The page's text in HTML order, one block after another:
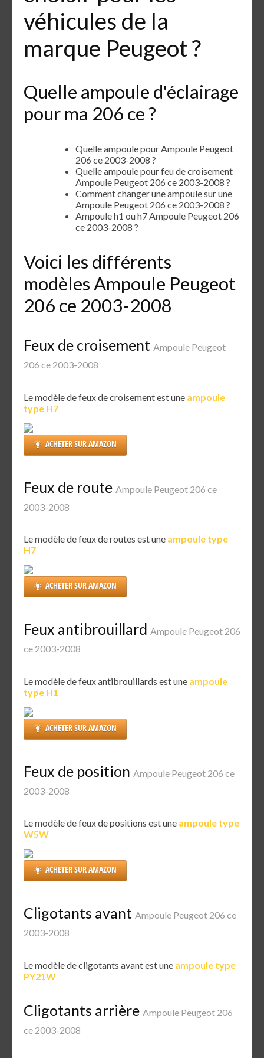
véhicules de la
marque Peugeot ?
Quelle ampoule d'éclairage
pour ma 206 ce ?
Quelle ampoule pour Ampoule Peugeot
206 ce 2003-2008 ?
Quelle ampoule pour feu de croisement
Ampoule Peugeot 206 ce 2003-2008 ?
Comment changer une ampoule sur une
Ampoule Peugeot 206 ce 2003-2008 ?
Ampoule h1 ou h7 Ampoule Peugeot 206
ce 2003-2008 ?
Voici les différents
modèles Ampoule Peugeot
206 ce 2003-2008
Feux de croisement Ampoule Peugeot
206 ce 2003-2008
Le modèle de feux de croisement est une ampoule
type H7
ACHETER SUR AMAZON
Feux de route Ampoule Peugeot 206 ce
2003-2008
Le modèle de feux de routes est une ampoule type
H7
ACHETER SUR AMAZON
Feux antibrouillard Ampoule Peugeot 206
ce 2003-2008
Le modèle de feux antibrouillards est une ampoule
type H1
ACHETER SUR AMAZON
Feux de position Ampoule Peugeot 206 ce
2003-2008
Le modèle de feux de positions est une ampoule type
W5W
ACHETER SUR AMAZON
Cligotants avant Ampoule Peugeot 206 ce
2003-2008
Le modèle de cligotants avant est une ampoule type
PY21W
Cligotants arrière Ampoule Peugeot 206
ce 2003-2008